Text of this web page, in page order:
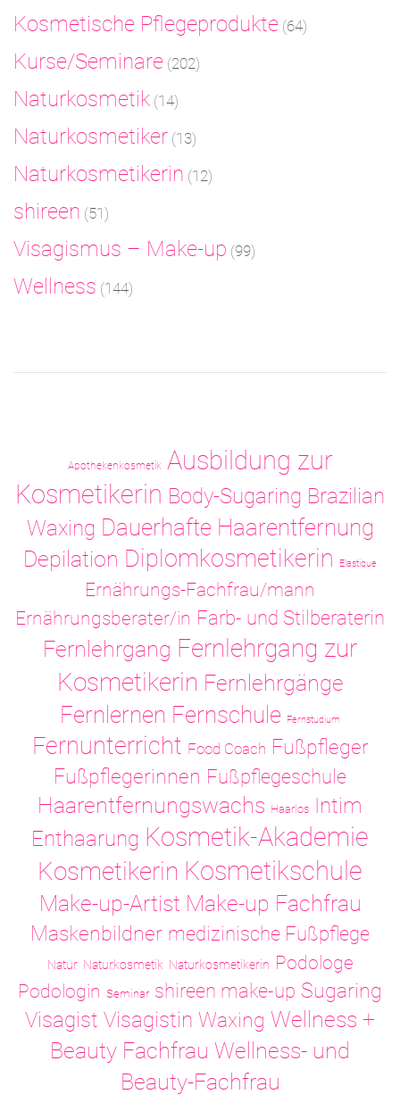
Kosmetische Pflegeprodukte (64)
Kurse/Seminare (202)
Naturkosmetik (14)
Naturkosmetiker (13)
Naturkosmetikerin (12)
shireen (51)
Visagismus – Make-up (99)
Wellness (144)
Apothekenkosmetik Ausbildung zur
Kosmetikerin Body-Sugaring Brazilian
Waxing Dauerhafte Haarentfernung
Depilation Diplomkosmetikerin Elastique
Ernährungs-Fachfrau/mann
Ernährungsberater/in Farb- und Stilberaterin
Fernlehrgang Fernlehrgang zur
Kosmetikerin Fernlehrgänge
Fernlernen Fernschule Fernstudium
Fernunterricht Food Coach Fußpfleger
Fußpflegerinnen Fußpflegeschule
Haarentfernungswachs Haarlos Intim
Enthaarung Kosmetik-Akademie
Kosmetikerin Kosmetikschule
Make-up-Artist Make-up Fachfrau
Maskenbildner medizinische Fußpflege
Natur Naturkosmetik Naturkosmetikerin Podologe
Podologin Seminar shireen make-up Sugaring
Visagist Visagistin Waxing Wellness +
Beauty Fachfrau Wellness- und
Beauty-Fachfrau